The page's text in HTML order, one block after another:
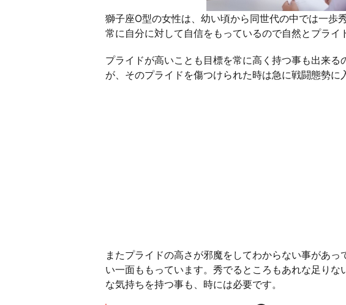
獅子座O型の女性は、幼い頃から同世代の中では一歩
常に自分に対して自信をもっているので自然とプライ
プライドが高いことも目標を常に高く持つ事も出来
が、そのプライドを傷つけられた時は急に戦闘態勢に
またプライドの高さが邪魔をしてわからない事があ
い一面ももっています。秀でるところもあれな足り
な気持ちを持つ事も、時には必要です。